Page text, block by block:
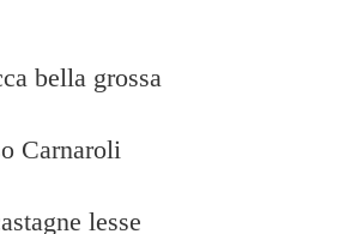
bella grossa
Carnaroli
lesse